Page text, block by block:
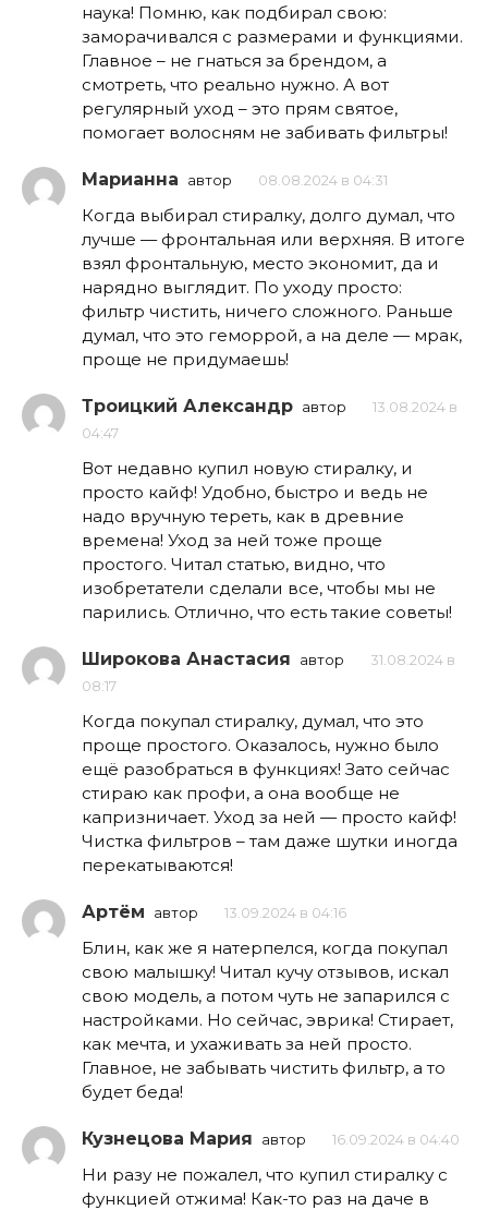
наука! Помню, как подбирал свою:
заморачивался с размерами и функциями.
Главное – не гнаться за брендом, а
смотреть, что реально нужно. А вот
регулярный уход – это прям святое,
помогает волосням не забивать фильтры!
Марианна автор 08.08.2024 в 04:31
Когда выбирал стиралку, долго думал, что
лучше — фронтальная или верхняя. В итоге
взял фронтальную, место экономит, да и
нарядно выглядит. По уходу просто:
фильтр чистить, ничего сложного. Раньше
думал, что это геморрой, а на деле — мрак,
проще не придумаешь!
Троицкий Александр автор
13.08.2024 в
04:47
Вот недавно купил новую стиралку, и
просто кайф! Удобно, быстро и ведь не
надо вручную тереть, как в древние
времена! Уход за ней тоже проще
простого. Читал статью, видно, что
изобретатели сделали все, чтобы мы не
парились. Отлично, что есть такие советы!
Широкова Анастасия автор
31.08.2024 в
08:17
Когда покупал стиралку, думал, что это
проще простого. Оказалось, нужно было
ещё разобраться в функциях! Зато сейчас
стираю как профи, а она вообще не
капризничает. Уход за ней — просто кайф!
Чистка фильтров – там даже шутки иногда
перекатываются!
Артём автор 13.09.2024 в 04:16
Блин, как же я натерпелся, когда покупал
свою малышку! Читал кучу отзывов, искал
свою модель, а потом чуть не запарился с
настройками. Но сейчас, эврика! Стирает,
как мечта, и ухаживать за ней просто.
Главное, не забывать чистить фильтр, а то
будет беда!
Кузнецова Мария автор 16.09.2024 в 04:40
Ни разу не пожалел, что купил стиралку с
функцией отжима! Как-то раз на даче в